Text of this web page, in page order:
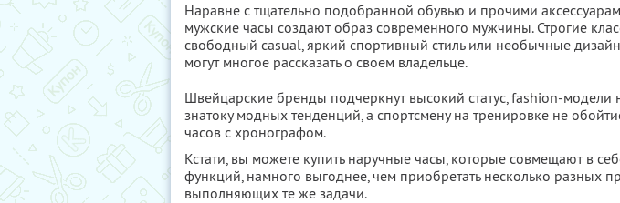
Наравне с тщательно подобранной обувью и прочими
мужские часы создают образ современного мужчины. Строгие
свободный casual, яркий спортивный стиль или необычные
могут многое рассказать о своем владельце.
Швейцарские бренды подчеркнут высокий статус, fashion-
знатоку модных тенденций, а спортсмену на тренировке не
часов с хронографом.
Кстати, вы можете купить наручные часы, которые совмещают в
функций, намного выгоднее, чем приобретать несколько разных
выполняющих те же задачи.